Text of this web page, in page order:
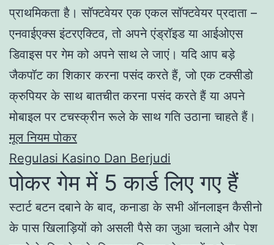
प्राथमिकता है। सॉफ्टवेयर एक एकल सॉफ्टवेयर प्रदाता –
एनवाईएक्स इंटरएक्टिव, तो अपने एंड्रॉइड या आईओएस
डिवाइस पर गेम को अपने साथ ले जाएं। यदि आप बड़े
जैकपॉट का शिकार करना पसंद करते हैं, जो एक टक्सीडो
क्रुपियर के साथ बातचीत करना पसंद करते हैं या अपने
मोबाइल पर टचस्क्रीन रूले के साथ गति उठाना चाहते हैं।
मूल नियम पोकर
Regulasi Kasino Dan Berjudi
पोकर गेम में 5 कार्ड लिए गए हैं
स्टार्ट बटन दबाने के बाद, कनाडा के सभी ऑनलाइन कैसीनो
के पास खिलाड़ियों को असली पैसे का जुआ चलाने और पेश